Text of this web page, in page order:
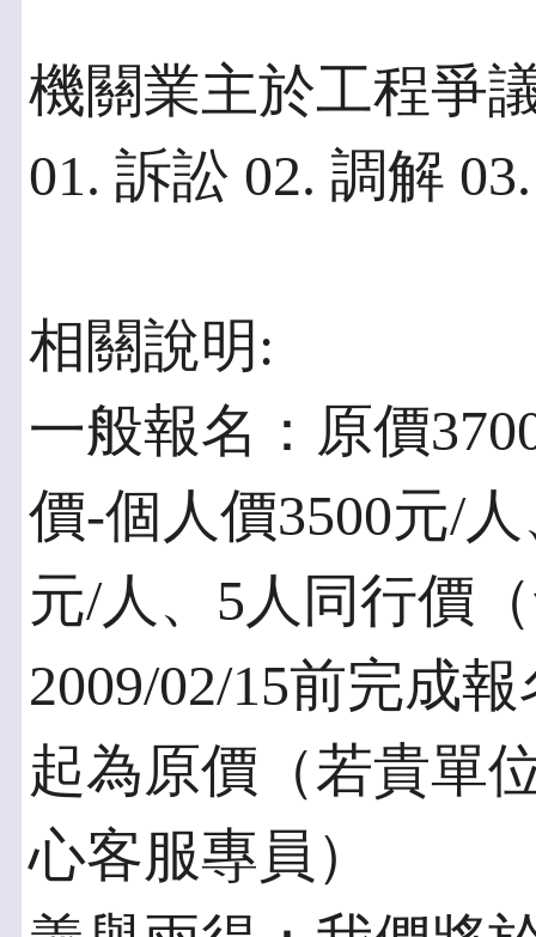
機關業主於工程爭
01. 訴訟 02. 調解
相關說明:
一般報名：原價
價-個人價3500元/
元/人、5人同行價
2009/02/15前完成
起為原價（若貴單
心客服專員）